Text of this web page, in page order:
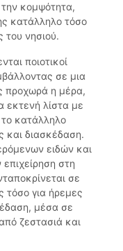
κομψότητα,
κατάλληλο τόσο
του νησιού.
ποιοτικοί
σε μια
προχωρά η μέρα,
εκτενή λίστα με
κατάλληλο
και διασκέδαση.
ειδών και
στη
σε
τόσο για ήρεμες
μέσα σε
ζεστασιά και